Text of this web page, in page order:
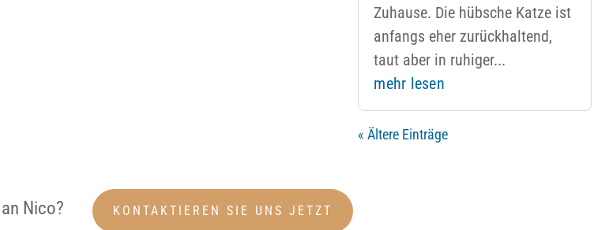
Zuhause. Die hübsche Katze ist
anfangs eher zurückhaltend,
taut aber in ruhiger...
mehr lesen
« Ältere Einträge
Nico? KONTAKTIEREN SIE UNS JETZT